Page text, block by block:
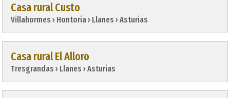
Casa rural Custo
Villahormes › Hontoria › Llanes › Asturias
Casa rural El Alloro
Tresgrandas › Llanes › Asturias